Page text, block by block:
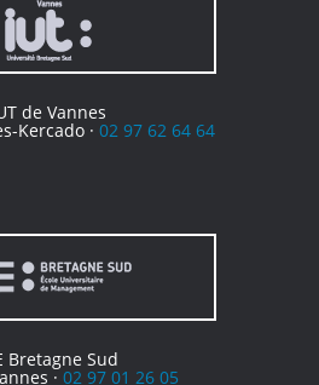
de Vannes
Kercado · 02 97 62 64 64
Bretagne Sud
·02 97 01 26 05